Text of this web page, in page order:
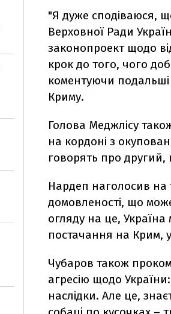
"Я дуже сподіваюся,
Верховної Ради
законопроект щодо
крок до того, чого
коментуючи подальші
Криму.
Голова Меджлісу
на кордоні з
говорять про другий,
Нардеп наголосив на
домовленості, що
огляду на це,
постачання на Крим,
Чубаров також
агресію щодо
наслідки. Але це,